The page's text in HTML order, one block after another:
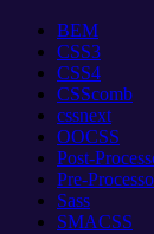
BEM
CSS3
CSS4
CSScomb
cssnext
OOCSS
Post-
Pre-
Sass
SMACSS